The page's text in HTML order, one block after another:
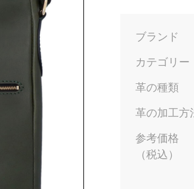
ブランド
カテゴリー
革の種類
革の加工方
参考価格
（税込）